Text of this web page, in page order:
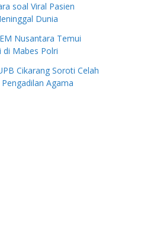
soal Viral Pasien
Dunia
Nusantara Temui
Mabes Polri
Cikarang Soroti Celah
Agama